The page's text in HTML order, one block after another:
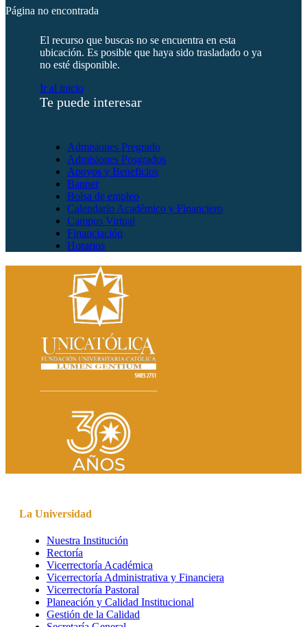
Página no encontrada
El recurso que buscas no se encuentra en esta
ubicación. Es posible que haya sido trasladado o ya
no esté disponible.
Ir al inicio
Te puede interesar
Admisiones Pregrado
Admisiones Posgrados
Apoyos y Beneficios
Banner
Bolsa de empleo
Calendario Académico y Financiero
Campus Virtual
Financiación
Horarios
La Universidad
Nuestra Institución
Rectoría
Vicerrectoría Académica
Vicerrectoría Administrativa y Financiera
Vicerrectoría Pastoral
Planeación y Calidad Institucional
Gestión de la Calidad